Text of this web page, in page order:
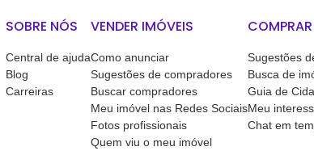
SOBRE NÓS
Central de ajuda
Blog
Carreiras
VENDER IMÓVEIS
Como anunciar
Sugestões de compradores
Buscar compradores
Meu imóvel nas Redes Sociais
Fotos profissionais
Quem viu o meu imóvel
Sugestões
Busca de
Guia de
Meu
Chat em